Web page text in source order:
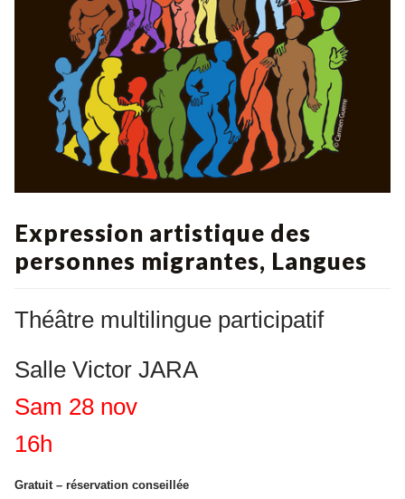
Expression artistique des
personnes migrantes, Langues
Théâtre multilingue participatif
Salle Victor JARA
Sam 28 nov
16h
Gratuit – réservation conseillée